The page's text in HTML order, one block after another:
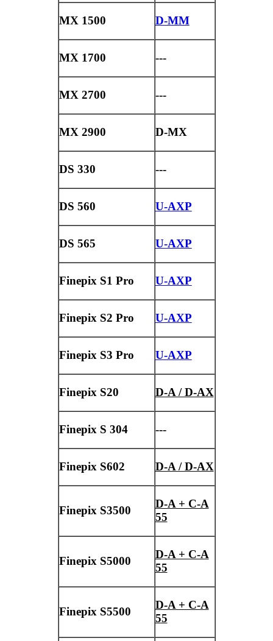
MX 1500 D-MM
MX 1700 ---
MX 2700 ---
MX 2900 D-MX
DS 330 ---
DS 560 U-AXP
DS 565 U-AXP
Finepix S1 Pro U-AXP
Finepix S2 Pro U-AXP
Finepix S3 Pro U-AXP
Finepix S20 D-A / D-AX
Finepix S 304 ---
Finepix S602 D-A / D-AX
Finepix S3500
D-A + C-A
55
Finepix S5000
D-A + C-A
55
Finepix S5500
D-A + C-A
55